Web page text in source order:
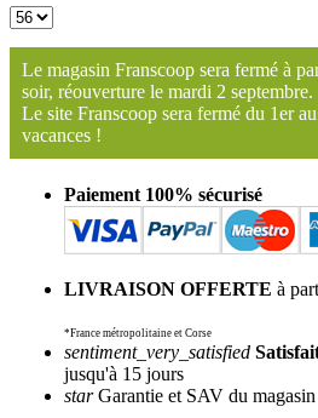
Le magasin Franscoop sera fermé à
soir, réouverture le mardi 2 septembre.
Le site Franscoop sera fermé du 1er
vacances !
Paiement 100% sécurisé
LIVRAISON OFFERTE à
*France métropolitaine et Corse
sentiment_very_satisfied
jusqu'à 15 jours
starGarantie et SAV du magasin